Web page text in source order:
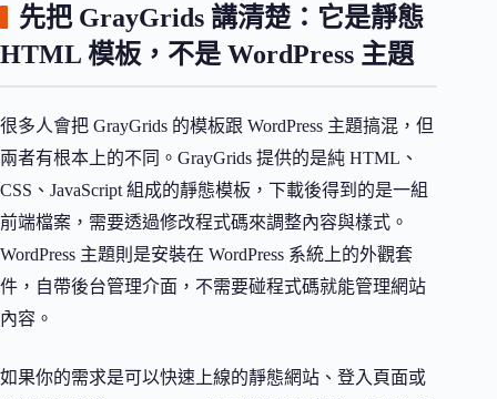
先把 GrayGrids 講清楚：它是靜態
HTML 模板，不是 WordPress 主題
很多人會把 GrayGrids 的模板跟 WordPress 主題搞混，但
兩者有根本上的不同。GrayGrids 提供的是純 HTML、
CSS、JavaScript 組成的靜態模板，下載後得到的是一組
前端檔案，需要透過修改程式碼來調整內容與樣式。
WordPress 主題則是安裝在 WordPress 系統上的外觀套
件，自帶後台管理介面，不需要碰程式碼就能管理網站
內容。
如果你的需求是可以快速上線的靜態網站、登入頁面或